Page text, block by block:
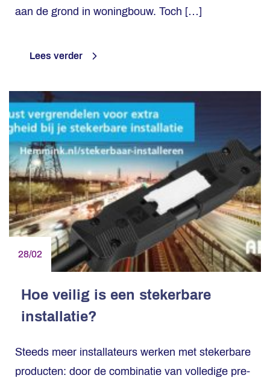
aan de grond in woningbouw. Toch […]
Lees verder
28/02
Hoe veilig is een stekerbare
installatie?
Steeds meer installateurs werken met stekerbare
producten: door de combinatie van volledige pre-